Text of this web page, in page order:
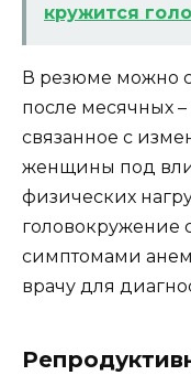
кружится
В резюме можно
после месячных
связанное с
женщины под
физических
головокружение
симптомами
врачу для